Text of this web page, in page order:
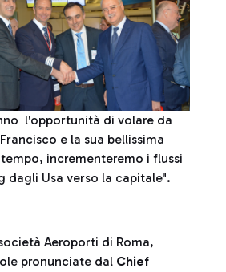
l'opportunità di volare da
e la sua bellissima
incrementeremo i flussi
dagli Usa verso la capitale".
Aeroporti di Roma,
pronunciate dal Chief